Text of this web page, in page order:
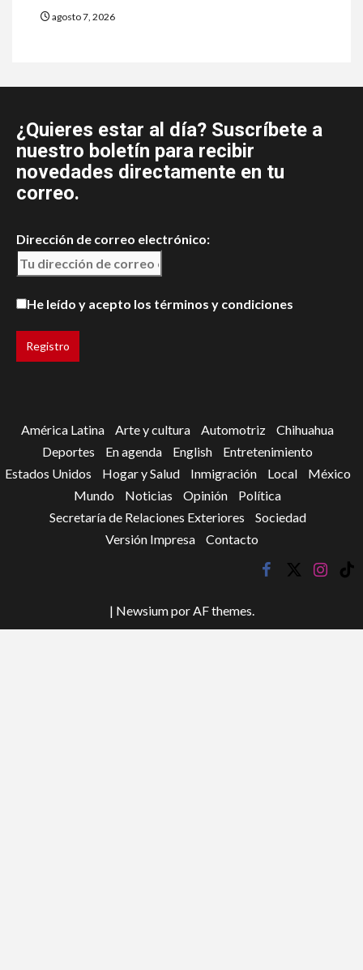
agosto 7, 2026
¿Quieres estar al día? Suscríbete a
nuestro boletín para recibir
novedades directamente en tu
correo.
Dirección de correo electrónico:
He leído y acepto los términos y condiciones
América Latina Arte y cultura Automotriz
Chihuahua
Deportes
En agenda English
Entretenimiento
Estados Unidos
Hogar y Salud Inmigración Local
México
Mundo
Noticias Opinión
Política
Secretaría de Relaciones Exteriores
Sociedad
Versión Impresa
Contacto
facebook
twitter
tik
| Newsiumpor AF themes.